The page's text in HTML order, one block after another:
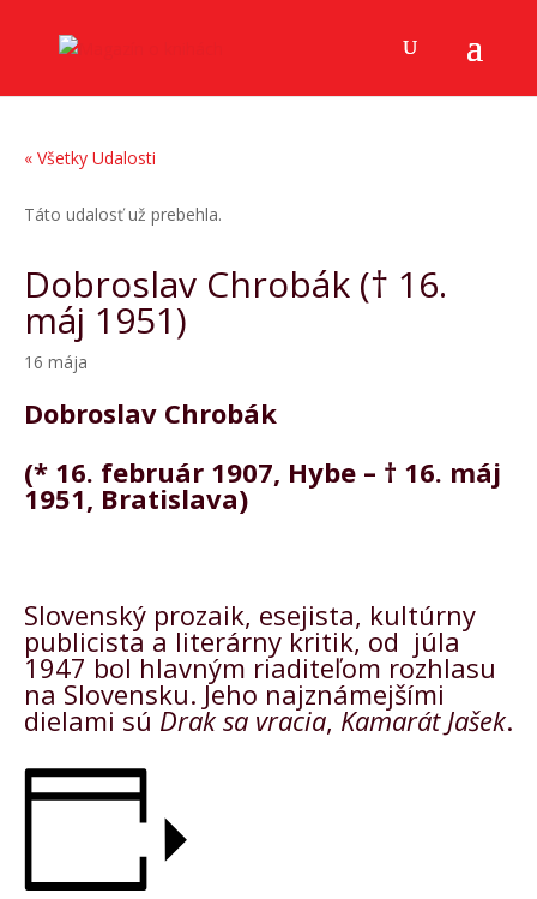
« Všetky Udalosti
Táto udalosť už prebehla.
Dobroslav Chrobák († 16.
máj 1951)
16 mája
Dobroslav Chrobák
(* 16. február 1907, Hybe – † 16. máj
1951, Bratislava)
Slovenský prozaik, esejista, kultúrny
publicista a literárny kritik, od júla
1947 bol hlavným riaditeľom rozhlasu
na Slovensku. Jeho najznámejšími
dielami sú Drak sa vracia, Kamarát Jašek.